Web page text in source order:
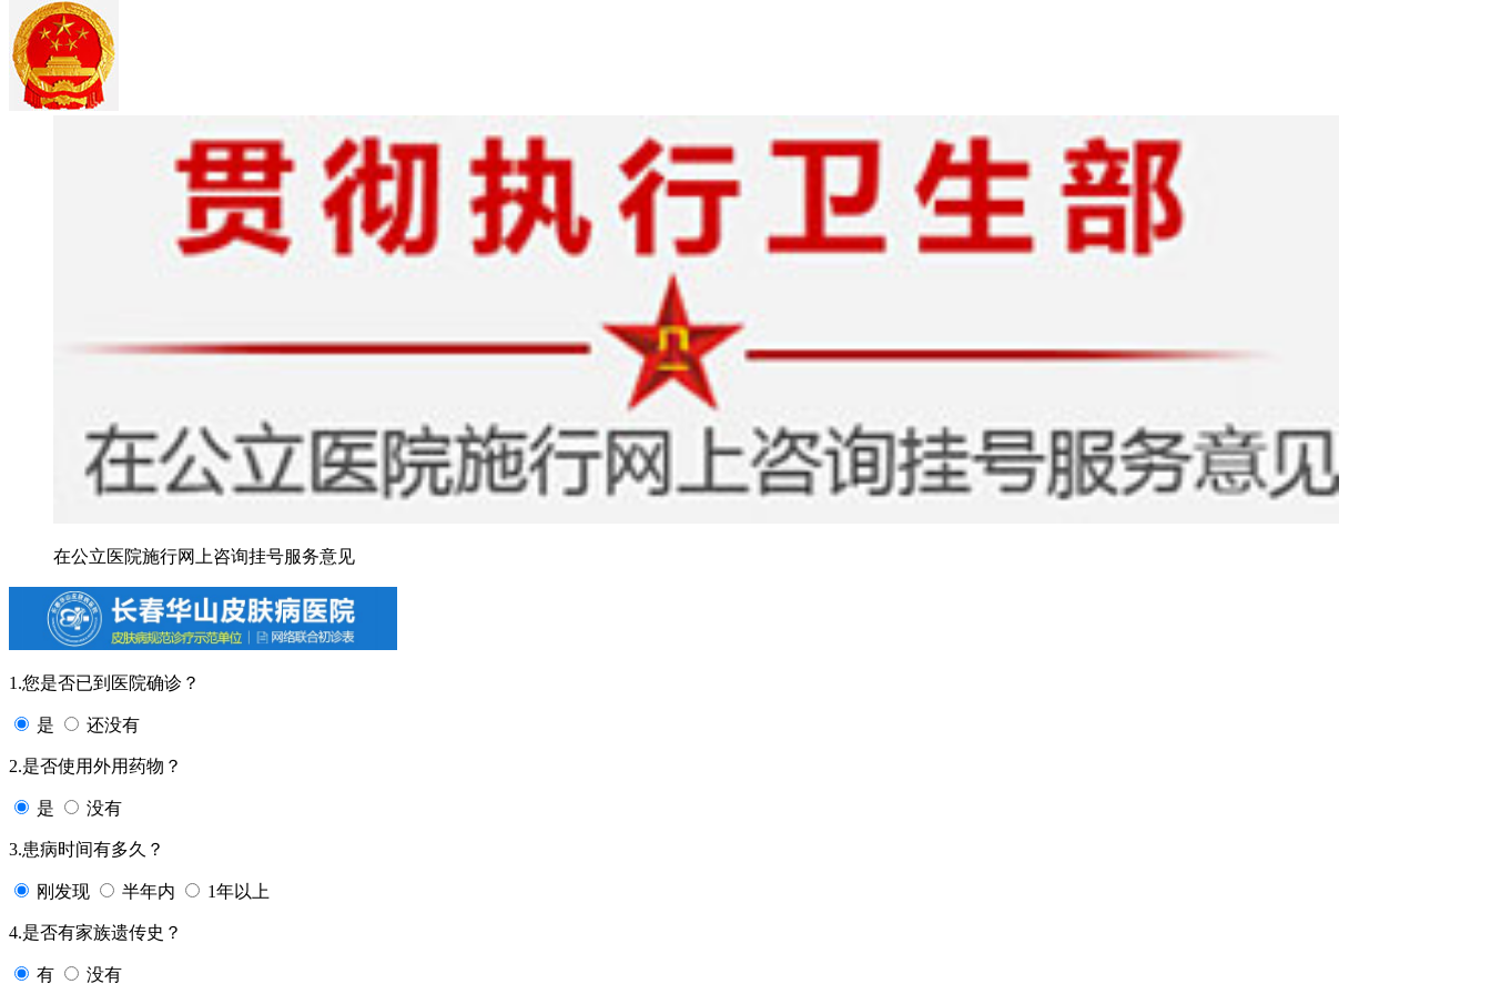
在公立医院施行网上咨询挂号服务意见
1.您是否已到医院确诊？
是 还没有
2.是否使用外用药物？
是 没有
3.患病时间有多久？
刚发现 半年内 1年以上
4.是否有家族遗传史？
有 没有